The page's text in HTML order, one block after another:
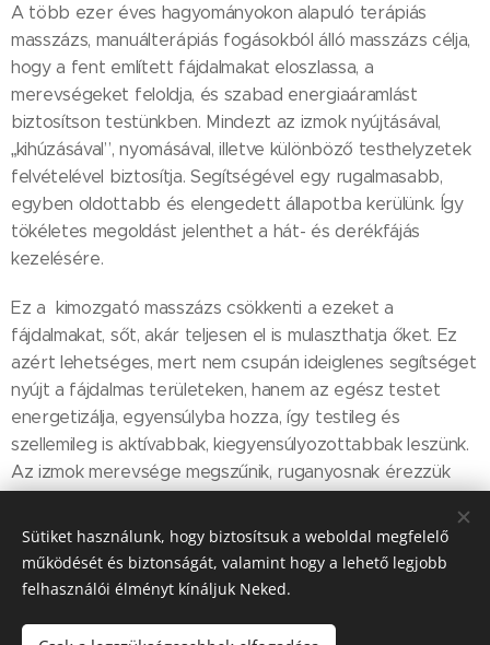
A több ezer éves hagyományokon alapuló terápiás
masszázs, manuálterápiás fogásokból álló masszázs célja,
hogy a fent említett fájdalmakat eloszlassa, a
merevségeket feloldja, és szabad energiaáramlást
biztosítson testünkben. Mindezt az izmok nyújtásával,
„kihúzásával”, nyomásával, illetve különböző testhelyzetek
felvételével biztosítja. Segítségével egy rugalmasabb,
egyben oldottabb és elengedett állapotba kerülünk. Így
tökéletes megoldást jelenthet a hát- és derékfájás
kezelésére.
Ez a kimozgató masszázs csökkenti a ezeket a
fájdalmakat, sőt, akár teljesen el is mulaszthatja őket. Ez
azért lehetséges, mert nem csupán ideiglenes segítséget
nyújt a fájdalmas területeken, hanem az egész testet
energetizálja, egyensúlyba hozza, így testileg és
szellemileg is aktívabbak, kiegyensúlyozottabbak leszünk.
Az izmok merevsége megszűnik, ruganyosnak érezzük
Sütiket használunk, hogy biztosítsuk a weboldal megfelelő
működését és biztonságát, valamint hogy a lehető legjobb
felhasználói élményt kínáljuk Neked.